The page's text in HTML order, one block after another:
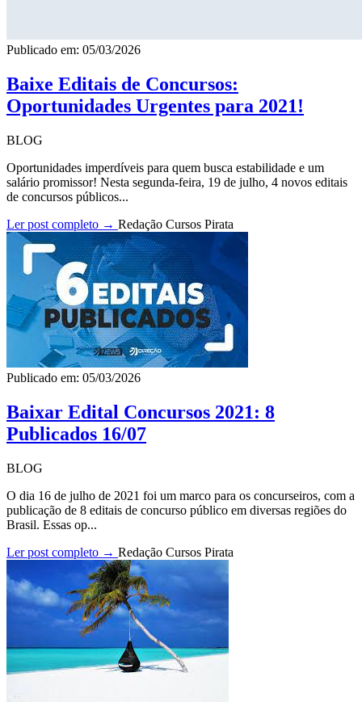
Publicado em: 05/03/2026
Baixe Editais de Concursos:
Oportunidades Urgentes para 2021!
BLOG
Oportunidades imperdíveis para quem busca estabilidade e um
salário promissor! Nesta segunda-feira, 19 de julho, 4 novos editais
de concursos públicos...
Ler post completo → Redação Cursos Pirata
Publicado em: 05/03/2026
Baixar Edital Concursos 2021: 8
Publicados 16/07
BLOG
O dia 16 de julho de 2021 foi um marco para os concurseiros, com a
publicação de 8 editais de concurso público em diversas regiões do
Brasil. Essas op...
Ler post completo → Redação Cursos Pirata